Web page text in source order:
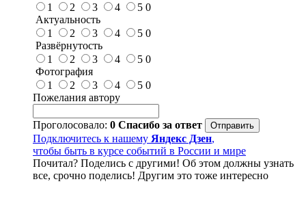
1
2 3 4 5 0
Актуальность
1
2 3 4 5 0
Развёрнутость
1
2 3 4 5 0
Фотография
1
2 3 4 5 0
Пожелания автору
Проголосовало: 0 Спасибо за ответ
Подключитесь к нашему Яндекс Дзен,
чтобы быть в курсе событий в России и мире
Почитал? Поделись с другими! Об этом должны узнать
все, срочно поделись! Другим это тоже интересно